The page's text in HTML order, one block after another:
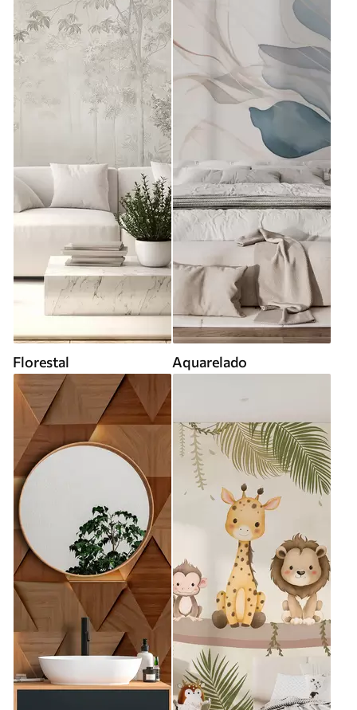
Florestal Aquarelado